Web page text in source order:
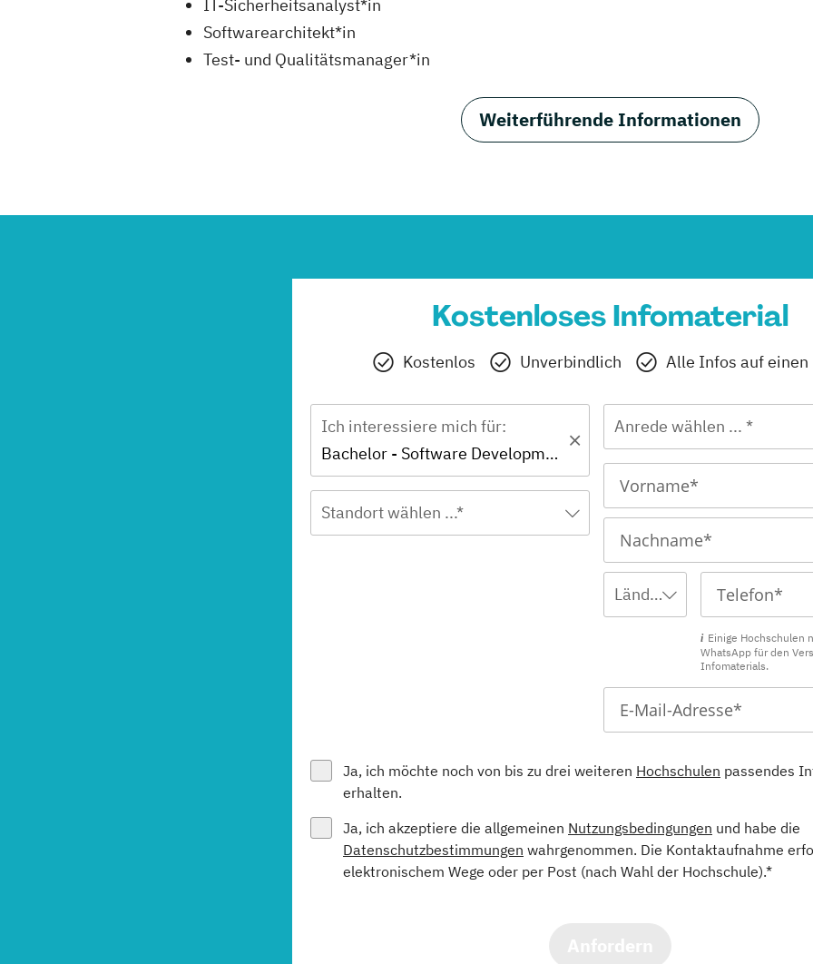
IT-Sicherheitsanalyst*in
Softwarearchitekt*in
Test- und Qualitätsmanager*in
Weiterführende Informationen
Kostenloses Infomaterial
Kostenlos Unverbindlich Alle Infos auf einen
Ich interessiere mich für:
Bachelor - Software Development
Standort wählen ...*
Anrede wählen ... *
Ländervorwahl wählen ...
Einige Hochschulen
WhatsApp für den
Infomaterials.
Ja, ich möchte noch von bis zu drei weiteren Hochschulen passendes
erhalten.
Ja, ich akzeptiere die allgemeinen Nutzungsbedingungen und habe die
Datenschutzbestimmungen wahrgenommen. Die Kontaktaufnahme
elektronischem Wege oder per Post (nach Wahl der Hochschule).*